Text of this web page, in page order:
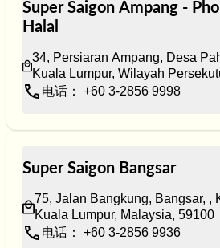
Super Saigon Ampang -
Halal
34, Persiaran Ampang, Desa
Kuala Lumpur, Wilayah
电话： +60 3-2856 9998
Super Saigon Bangsar
75, Jalan Bangkung, Bangsar, ,
Kuala Lumpur, Malaysia, 59100
电话： +60 3-2856 9936